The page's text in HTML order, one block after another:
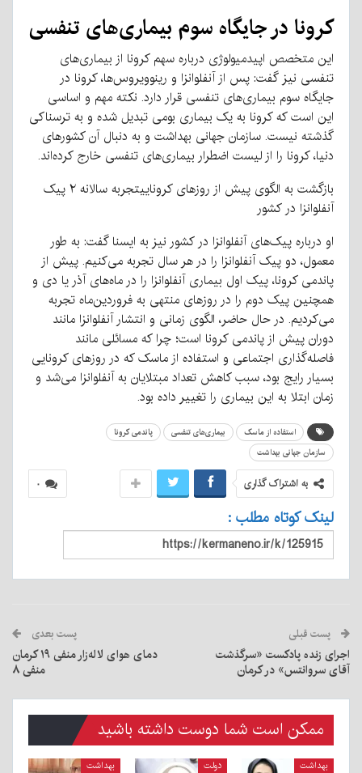
کرونا در جایگاه سوم بیماری‌های تنفسی
این متخصص اپیدمیولوژی درباره سهم کرونا از بیماری‌های
تنفسی نیز گفت: پس از آنفلوانزا و رینوویروس‌ها، کرونا در
جایگاه سوم بیماری‌های تنفسی قرار دارد. نکته مهم و اساسی
این است که کرونا به یک بیماری بومی تبدیل شده و به ترسناکی
گذشته نیست. سازمان جهانی بهداشت و به دنبال آن کشورهای
دنیا، کرونا را از لیست اضطرار بیماری‌های تنفسی خارج کرده‌اند.
بازگشت به الگوی پیش از روزهای کروناییتجربه سالانه ۲ پیک
آنفلوانزا در کشور
او درباره پیک‌های آنفلوانزا در کشور نیز به ایسنا گفت: به طور
معمول، دو پیک آنفلوانزا را در هر سال تجربه می‌کنیم. پیش از
پاندمی کرونا، پیک اول بیماری آنفلوانزا را در ماه‌های آذر یا دی و
همچنین پیک دوم را در روزهای منتهی به فروردین‌ماه تجربه
می‌کردیم. در حال حاضر، الگوی زمانی و انتشار آنفلوانزا مانند
دوران پیش از پاندمی کرونا است؛ چرا که مسائلی مانند
فاصله‌گذاری اجتماعی و استفاده از ماسک که در روزهای کرونایی
بسیار رایج بود، سبب کاهش تعداد مبتلایان به آنفلوانزا می‌شد و
زمان ابتلا به این بیماری را تغییر داده بود.
استفاده از ماسک بیماری‌های تنفسی
پاندمی کرونا
سازمان جهانی بهداشت
۰ به اشتراک گذاری
لینک کوتاه مطلب :
پست قبلی
اجرای زنده پادکست «سرگذشت
آقای سروانتس» در کرمان
پست بعدی
دمای هوای لاله‌زار منفی ۱۹ کرمان
منفی ۸
ممکن است شما دوست داشته باشید
بهداشت دولت بهداشت